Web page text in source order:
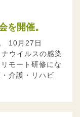
を開催。
10月27日
ウイルスの感染
モート研修にな
介護・リハビ